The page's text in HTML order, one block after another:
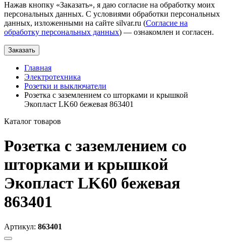
Нажав кнопку «Заказать», я даю согласие на обработку моих
персональных данных. С условиями обработки персональных
данных, изложенными на сайте silvar.ru (Согласие на
обработку персональных данных) — ознакомлен и согласен.
Заказать
Главная
Электротехника
Розетки и выключатели
Розетка с заземлением со шторками и крышкой
Экопласт LK60 бежевая 863401
Каталог товаров
Розетка с заземлением со
шторками и крышкой
Экопласт LK60 бежевая
863401
Артикул: 863401